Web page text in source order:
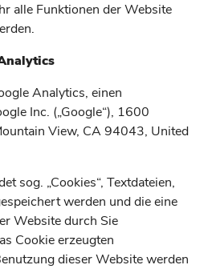
alle Funktionen der Website
Analytics, einen
Inc. („Google“), 1600
View, CA 94043, United
sog. „Cookies“, Textdateien,
werden und die eine
Website durch Sie
Cookie erzeugten
dieser Website werden